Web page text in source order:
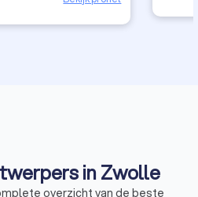
in Zwolle
overzicht van de beste